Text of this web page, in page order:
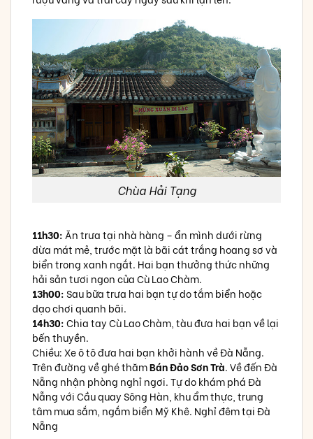
Chùa Hải Tạng
11h30:Ăn trưa tại nhà hàng – ẩn mình dưới rừng
dừa mát mẻ, trước mặt là bãi cát trắng hoang sơ và
biển trong xanh ngắt. Hai bạn thưởng thức những
hải sản tươi ngon của Cù Lao Chàm.
13h00:Sau bữa trưa hai bạn tự do tắm biển hoặc
dạo chơi quanh bãi.
14h30:Chia tay Cù Lao Chàm, tàu đưa hai bạn về lại
bến thuyền.
Chiều: Xe ô tô đưa hai bạn khởi hành về Đà Nẵng.
Trên đường về ghé thămBán Đảo Sơn Trà. Về đến Đà
Nẵng nhận phòng nghỉ ngơi. Tự do khám phá Đà
Nẵng với Cầu quay Sông Hàn, khu ẩm thực, trung
tâm mua sắm, ngắm biển Mỹ Khê. Nghỉ đêm tại Đà
Nẵng